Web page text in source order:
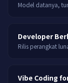
Model datanya,
Developer
Vibe Coding